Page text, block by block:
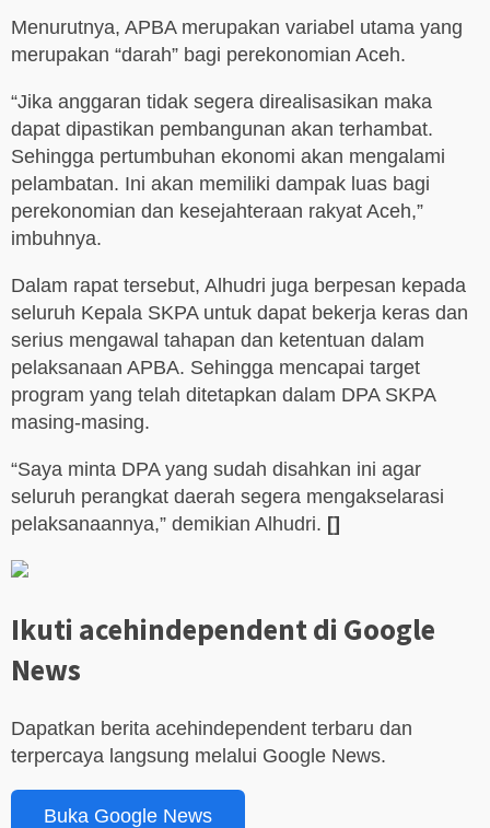
Menurutnya, APBA merupakan variabel utama yang
merupakan “darah” bagi perekonomian Aceh.
“Jika anggaran tidak segera direalisasikan maka
dapat dipastikan pembangunan akan terhambat.
Sehingga pertumbuhan ekonomi akan mengalami
pelambatan. Ini akan memiliki dampak luas bagi
perekonomian dan kesejahteraan rakyat Aceh,”
imbuhnya.
Dalam rapat tersebut, Alhudri juga berpesan kepada
seluruh Kepala SKPA untuk dapat bekerja keras dan
serius mengawal tahapan dan ketentuan dalam
pelaksanaan APBA. Sehingga mencapai target
program yang telah ditetapkan dalam DPA SKPA
masing-masing.
“Saya minta DPA yang sudah disahkan ini agar
seluruh perangkat daerah segera mengakselarasi
pelaksanaannya,” demikian Alhudri. []
Ikuti acehindependent di Google
News
Dapatkan berita acehindependent terbaru dan
terpercaya langsung melalui Google News.
Buka Google News